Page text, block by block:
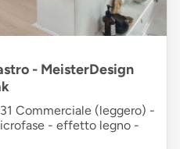
- MeisterDesign
Commerciale (leggero) -
- effetto legno -